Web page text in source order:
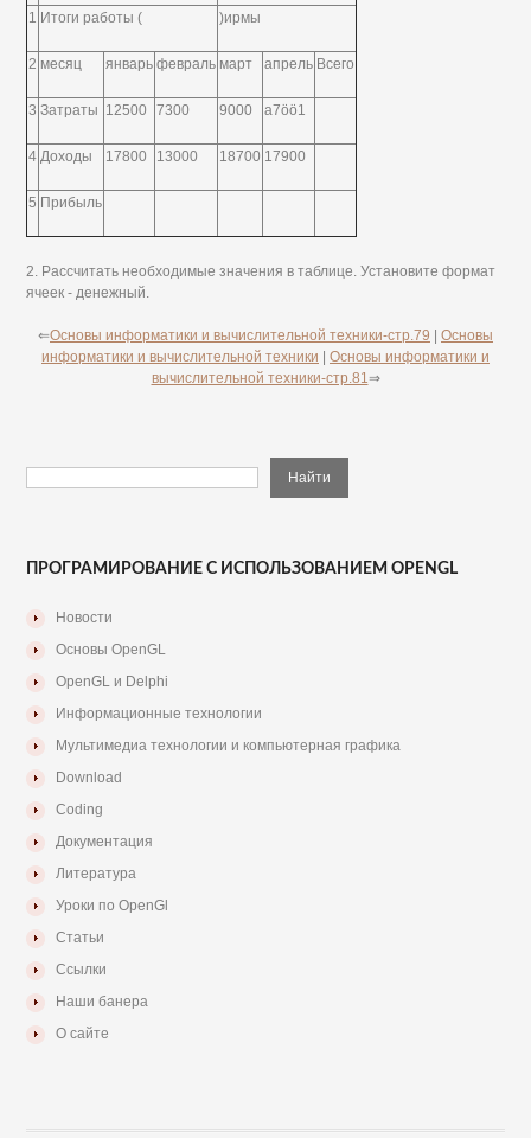
1 Итоги работы ( )ирмы
2 месяц январь февраль март апрель Всего
3 Затраты 12500 7300 9000 a7öö1
4 Доходы 17800 13000 18700 17900
5 Прибыль
2. Рассчитать необходимые значения в таблице. Установите формат
ячеек - денежный.
⇐Основы информатики и вычислительной техники-стр.79
Основы
информатики и вычислительной техники
Основы информатики и
вычислительной техники-стр.81⇒
ПРОГРАМИРОВАНИЕ С ИСПОЛЬЗОВАНИЕМ OPENGL
Новости
Основы OpenGL
OpenGL и Delphi
Информационные технологии
Мультимедиа технологии и компьютерная графика
Download
Coding
Документация
Литература
Уроки по OpenGl
Статьи
Ссылки
Наши банера
О сайте